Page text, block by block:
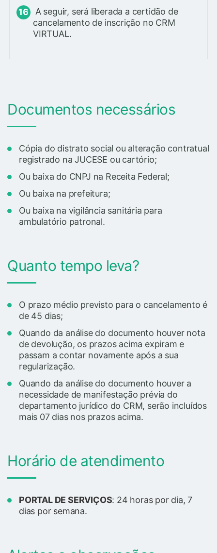
A seguir, será liberada a certidão de
cancelamento de inscrição no CRM
VIRTUAL.
Documentos necessários
Cópia do distrato social ou alteração contratual
registrado na JUCESE ou cartório;
Ou baixa do CNPJ na Receita Federal;
Ou baixa na prefeitura;
Ou baixa na vigilância sanitária para
ambulatório patronal.
Quanto tempo leva?
O prazo médio previsto para o cancelamento é
de 45 dias;
Quando da análise do documento houver nota
de devolução, os prazos acima expiram e
passam a contar novamente após a sua
regularização.
Quando da análise do documento houver a
necessidade de manifestação prévia do
departamento jurídico do CRM, serão incluídos
mais 07 dias nos prazos acima.
Horário de atendimento
PORTAL DE SERVIÇOS: 24 horas por dia, 7
dias por semana.